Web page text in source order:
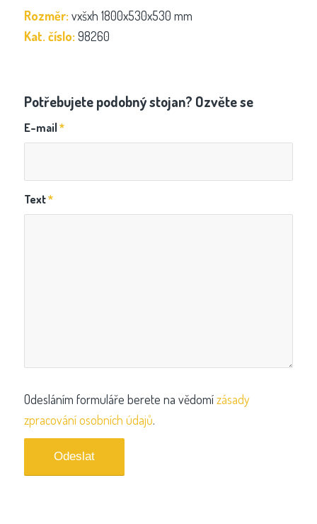
Rozměr:vxšxh 1800x530x530 mm
Kat. číslo:98260
Potřebujete podobný stojan? Ozvěte se
E-mail*
Text*
Odesláním formuláře berete na vědomízásady
zpracování osobních údajů.